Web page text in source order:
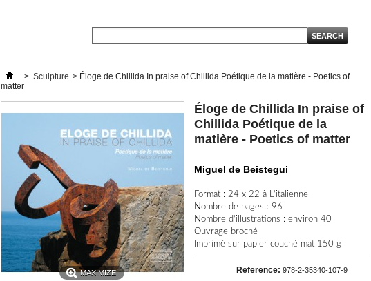
> Sculpture > Éloge de Chillida In praise of Chillida Poétique de la matière - Poetics of
matter
MAXIMIZE
Éloge de Chillida In praise of
Chillida Poétique de la
matière - Poetics of matter
Miguel de Beistegui
Format : 24 x 22 à L’italienne
Nombre de pages : 96
Nombre d’illustrations : environ 40
Ouvrage broché
Imprimé sur papier couché mat 150 g
Reference: 978-2-35340-107-9